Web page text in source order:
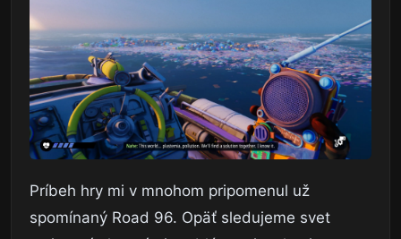
Príbeh hry mi v mnohom pripomenul už
spomínaný Road 96. Opäť sledujeme svet